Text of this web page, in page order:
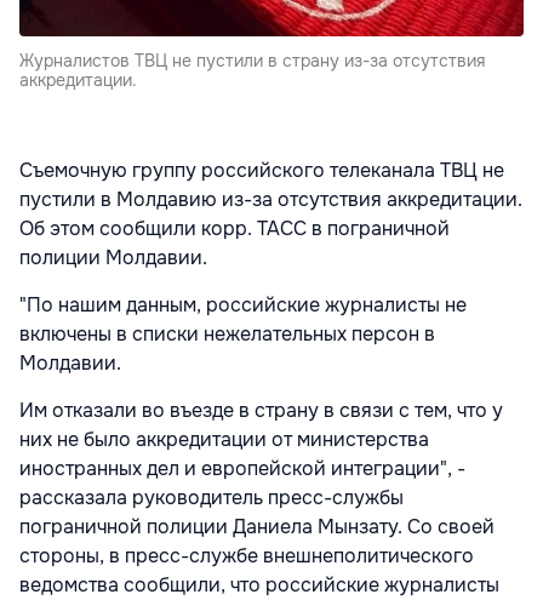
Журналистов ТВЦ не пустили в страну из-за отсутствия
аккредитации.
Съемочную группу российского телеканала ТВЦ не
пустили в Молдавию из-за отсутствия аккредитации.
Об этом сообщили корр. ТАСС в пограничной
полиции Молдавии.
"По нашим данным, российские журналисты не
включены в списки нежелательных персон в
Молдавии.
Им отказали во въезде в страну в связи с тем, что у
них не было аккредитации от министерства
иностранных дел и европейской интеграции", -
рассказала руководитель пресс-службы
пограничной полиции Даниела Мынзату. Со своей
стороны, в пресс-службе внешнеполитического
ведомства сообщили, что российские журналисты